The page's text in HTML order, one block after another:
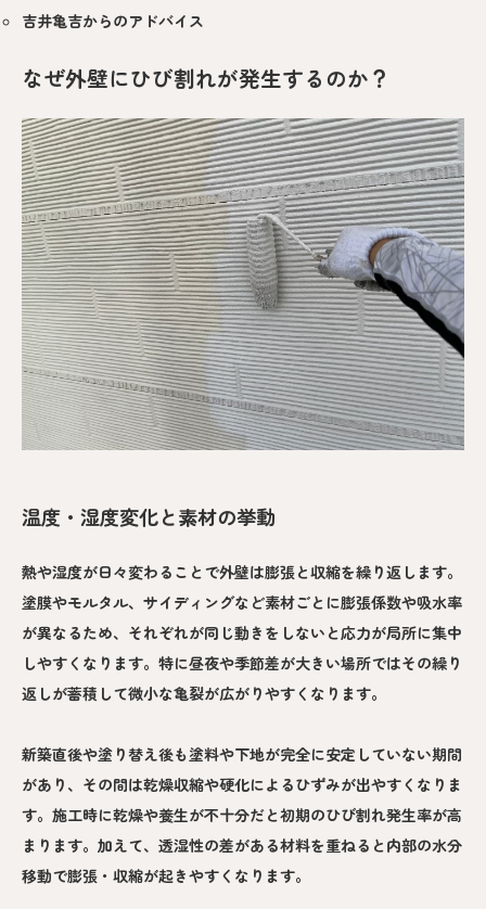
吉井亀吉からのアドバイス
なぜ外壁にひび割れが発生するのか？
温度・湿度変化と素材の挙動
熱や湿度が日々変わることで外壁は膨張と収縮を繰り返します。
塗膜やモルタル、サイディングなど素材ごとに膨張係数や吸水率
が異なるため、それぞれが同じ動きをしないと応力が局所に集中
しやすくなります。特に昼夜や季節差が大きい場所ではその繰り
返しが蓄積して微小な亀裂が広がりやすくなります。
新築直後や塗り替え後も塗料や下地が完全に安定していない期間
があり、その間は乾燥収縮や硬化によるひずみが出やすくなりま
す。施工時に乾燥や養生が不十分だと初期のひび割れ発生率が高
まります。加えて、透湿性の差がある材料を重ねると内部の水分
移動で膨張・収縮が起きやすくなります。